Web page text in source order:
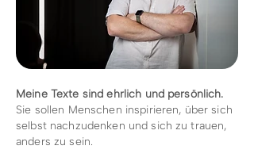
Meine Texte sind ehrlich und persönlich.
Sie sollen Menschen inspirieren, über sich
selbst nachzudenken und sich zu trauen,
anders zu sein.